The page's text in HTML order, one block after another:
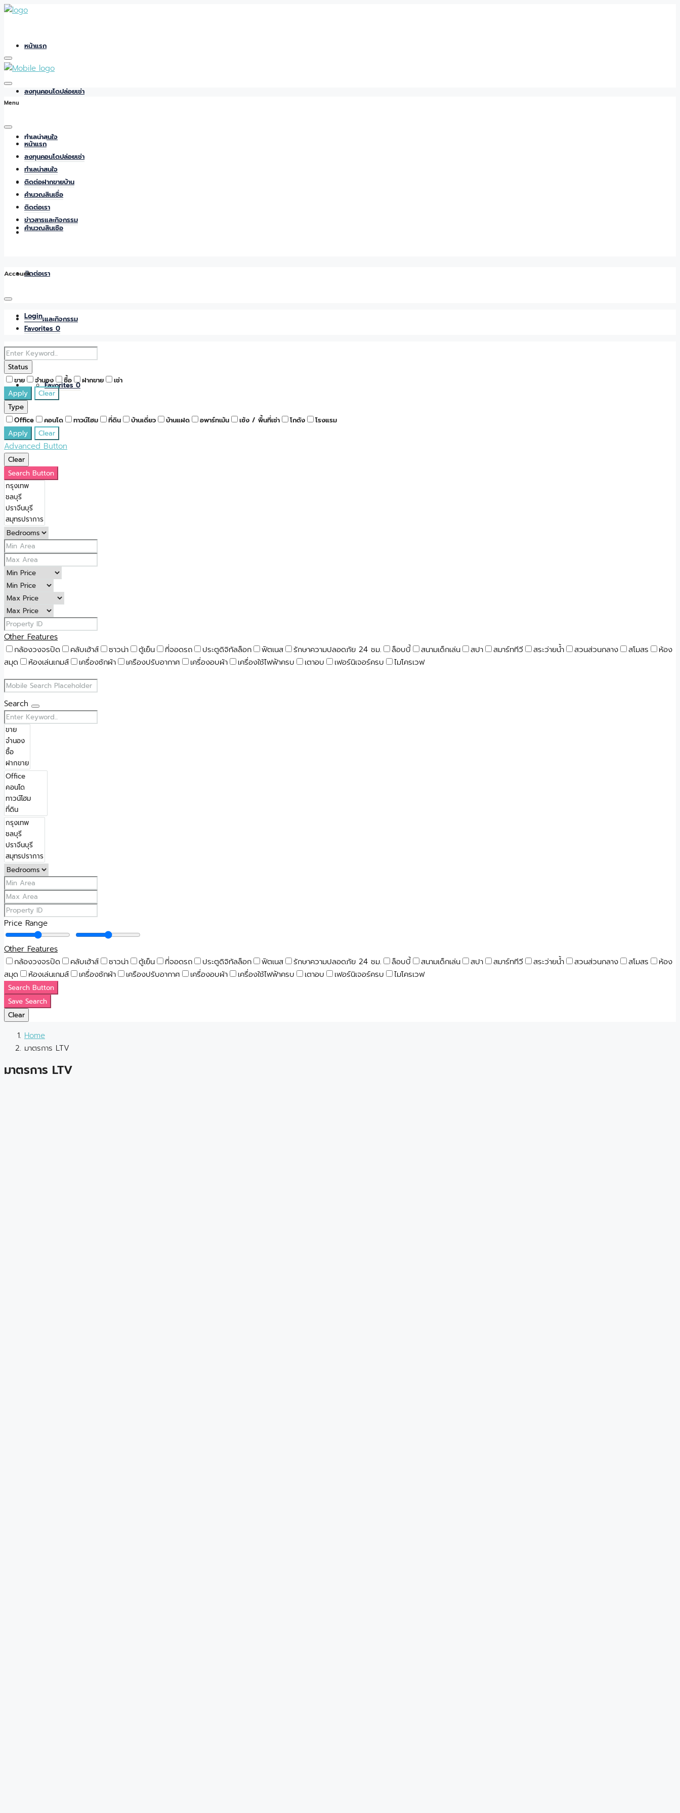
หน้าแรก
ลงทุนคอนโดปล่อยเช่า
ทำเลน่าสนใจ
ติดต่อฝากขายบ้าน
คำนวณสินเชื่อ
ติดต่อเรา
ข่าวสารและกิจกรรม
Favorites0
Menu
หน้าแรก
ลงทุนคอนโดปล่อยเช่า
ทำเลน่าสนใจ
ติดต่อฝากขายบ้าน
คำนวณสินเชื่อ
ติดต่อเรา
ข่าวสารและกิจกรรม
Account
Login
Favorites 0
Status
ขาย จำนอง ซื้อ ฝากขาย เช่า
Apply
Clear
Type
Office คอนโด ทาวน์โฮม ที่ดิน บ้านเดี่ยว บ้านแฝด อพาร์ทเม้น เซ้ง / พื้นที่เช่า โกดัง โรงแรม
Apply Clear
Advanced Button
Clear
Search Button
Other Features
กล้องวงจรปิด
คลับเฮ้าส์ ซาวน่า ตู้เย็น ที่จอดรถ ประตูดิจิทัลล็อก ฟิตเนส รักษาความปลอดภัย 24 ชม. ล็อบบี้ สนามเด็กเล่น สปา สมาร์ททีวี สระว่ายน้ำ สวนส่วนกลาง สโมสร
ห้อง
สมุด
ห้องเล่นเกมส์ เครื่องซักผ้า เครืองปรับอากาศ เครื่องอบผ้า เครื่องใช้ไฟฟ้าครบ เตาอบ เฟอร์นิเจอร์ครบ ไมโครเวฟ
Search
Price Range
Other Features
กล้องวงจรปิด
คลับเฮ้าส์ ซาวน่า ตู้เย็น ที่จอดรถ ประตูดิจิทัลล็อก ฟิตเนส รักษาความปลอดภัย 24 ชม. ล็อบบี้ สนามเด็กเล่น สปา สมาร์ททีวี สระว่ายน้ำ สวนส่วนกลาง สโมสร
ห้อง
สมุด
ห้องเล่นเกมส์ เครื่องซักผ้า เครืองปรับอากาศ เครื่องอบผ้า เครื่องใช้ไฟฟ้าครบ เตาอบ เฟอร์นิเจอร์ครบ ไมโครเวฟ
Search Button
Save Search
Clear
Home
มาตรการ LTV
มาตรการ LTV